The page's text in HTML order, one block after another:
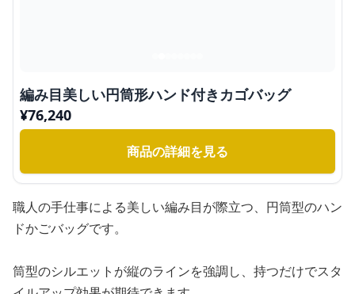
編み目美しい円筒形ハンド付きカゴバッグ
¥76,240
商品の詳細を見る
職人の手仕事による美しい編み目が際立つ、円筒型のハン
ドかごバッグです。
筒型のシルエットが縦のラインを強調し、持つだけでスタ